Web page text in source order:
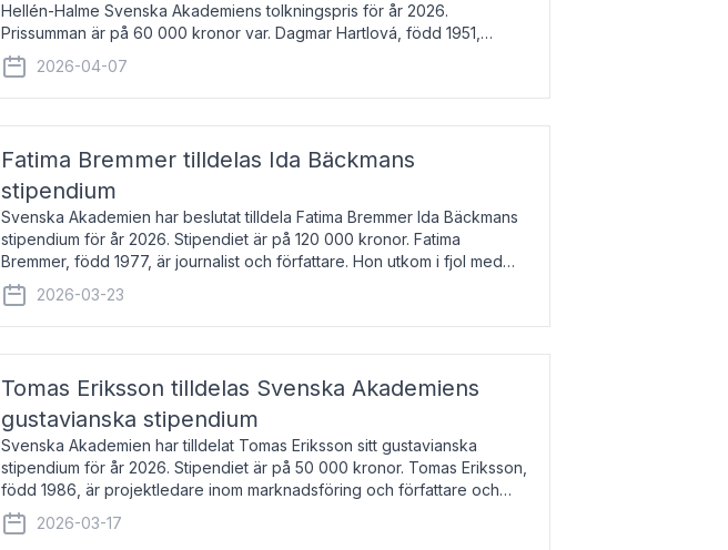
Hellén-Halme Svenska Akademiens tolkningspris för år 2026.
Prissumman är på 60 000 kronor var. Dagmar Hartlová, född 1951,
översätter huvudsakligen från svenska till tjeckiska
2026-04-07
Fatima Bremmer tilldelas Ida Bäckmans
stipendium
Svenska Akademien har beslutat tilldela Fatima Bremmer Ida Bäckmans
stipendium för år 2026. Stipendiet är på 120 000 kronor. Fatima
Bremmer, född 1977, är journalist och författare. Hon utkom i fjol med
boken Ligan. Klarakvarterens blodsyst
2026-03-23
Tomas Eriksson tilldelas Svenska Akademiens
gustavianska stipendium
Svenska Akademien har tilldelat Tomas Eriksson sitt gustavianska
stipendium för år 2026. Stipendiet är på 50 000 kronor. Tomas Eriksson,
född 1986, är projektledare inom marknadsföring och författare och
utkom i fjol med boken Syndabocken.
2026-03-17